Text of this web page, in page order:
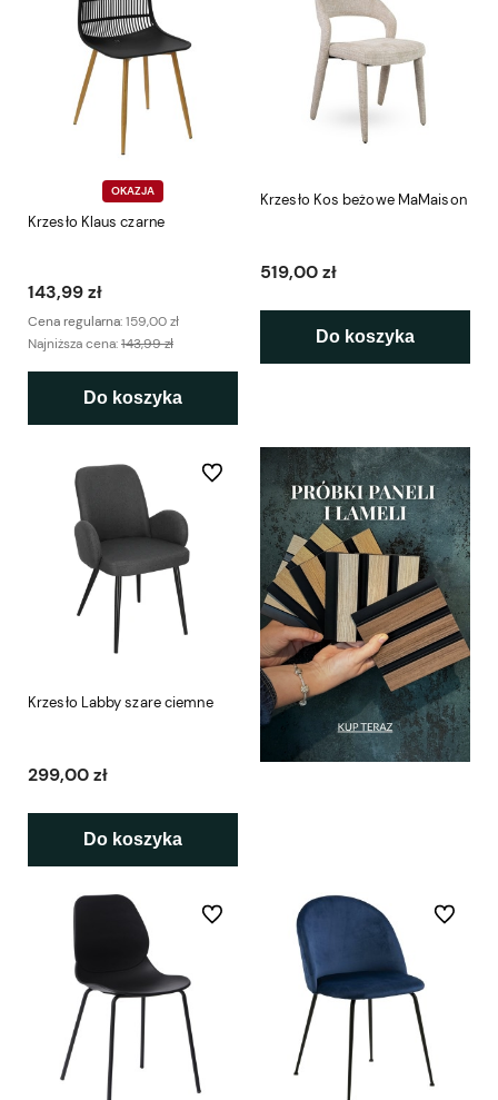
OKAZJA
Krzesło Klaus czarne
143,99 zł
Cena regularna:159,00 zł
Najniższa cena:143,99 zł
Do koszyka
Krzesło Kos beżowe MaMaison
519,00 zł
Do koszyka
Krzesło Labby szare ciemne
299,00 zł
Do koszyka
Do ulubionych
Do ulubionych Do